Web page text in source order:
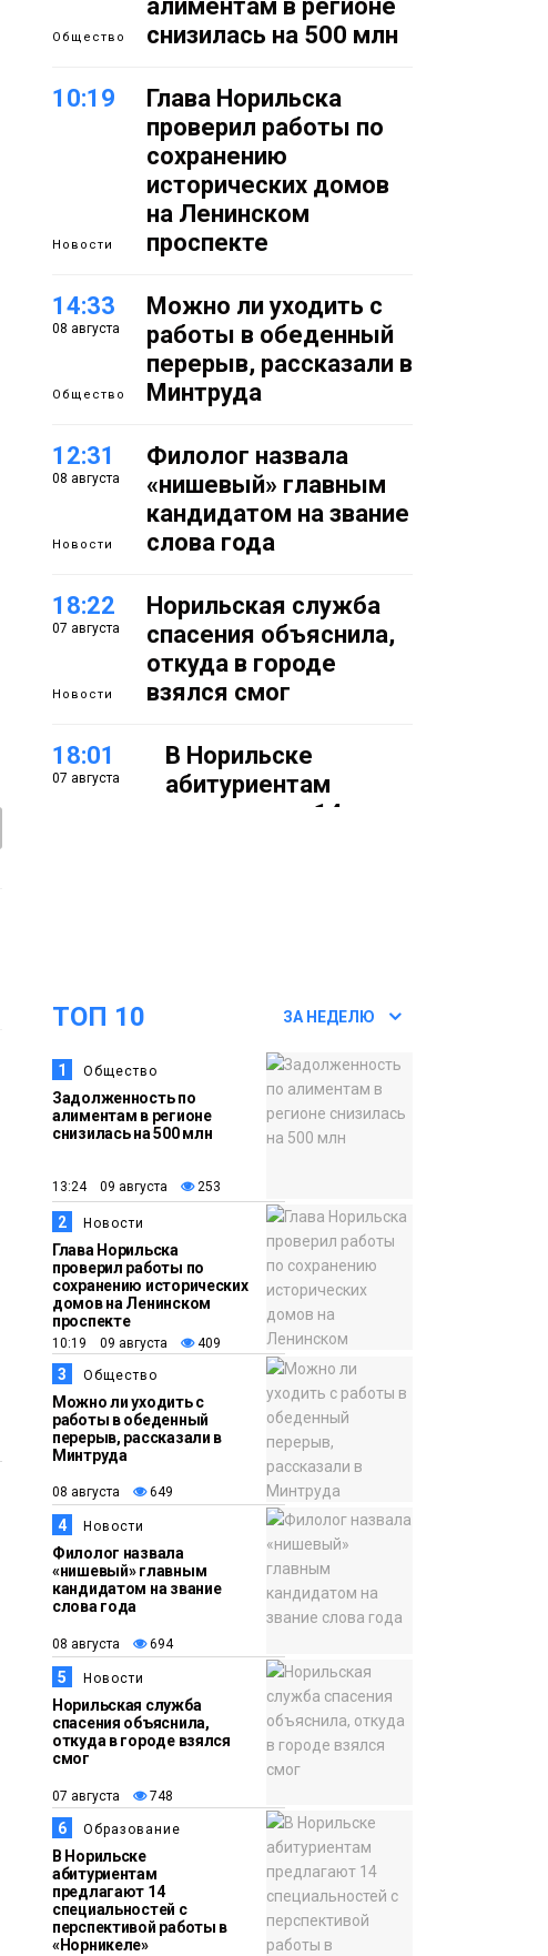
Общество
алиментам в регионе
снизилась на 500 млн
10:19
Новости
Глава Норильска
проверил работы по
сохранению
исторических домов
на Ленинском
проспекте
14:33
08 августа
Общество
Можно ли уходить с
работы в обеденный
перерыв, рассказали в
Минтруда
12:31
08 августа
Новости
Филолог назвала
«нишевый» главным
кандидатом на звание
слова года
18:22
07 августа
Новости
Норильская служба
спасения объяснила,
откуда в городе
взялся смог
18:01
07 августа
В Норильске
абитуриентам
предлагают 14
07 августа
Образование
школьники
бесплатно отдохнут
на берегу Японского
моря
07 августа
Новости
Норильска: новые
скверы и тысячи
растений появятся по
всему городу
15:56
07 августа
Итальянский шеф-
повар Федерико
Арнальди изучает
кухню и прошлое
Норильска
15:11
07 августа
Спорт
Игрок ФК «Норильск»
Артём Антошкин
помог сборной России
взять золото в
футзальном турнире
ТОП 10 ЗА НЕДЕЛЮ
1 Общество
Задолженность по
алиментам в регионе
снизилась на 500 млн
13:24 09 августа 253
2 Новости
Глава Норильска
проверил работы по
сохранению исторических
домов на Ленинском
проспекте
10:19 09 августа 409
3 Общество
Можно ли уходить с
работы в обеденный
перерыв, рассказали в
Минтруда
08 августа 649
4 Новости
Филолог назвала
«нишевый» главным
кандидатом на звание
слова года
08 августа 694
5 Новости
Норильская служба
спасения объяснила,
откуда в городе взялся
смог
07 августа 748
6 Образование
В Норильске
абитуриентам
предлагают 14
специальностей с
перспективой работы в
«Норникеле»